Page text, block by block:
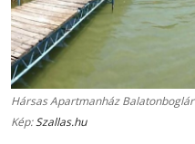
Hársas Apartmanház Balatonboglár
Kép:Szallas.hu